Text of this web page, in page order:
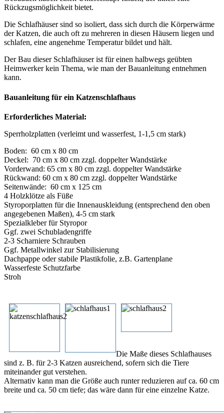
Rückzugsmöglichkeit bietet.
Die Schlafhäuser sind so isoliert, dass sich durch die Körperwärme
der Katzen, die auch oft zu mehreren in diesen Häusern liegen und
schlafen, eine angenehme Temperatur bildet und hält.
Der Bau dieser Schlafhäuser ist für einen halbwegs geübten
Heimwerker kein Thema, wie man der Bauanleitung entnehmen
kann.
Bauanleitung für ein Katzenschlafhaus
Erforderliches Material:
Sperrholzplatten (verleimt und wasserfest, 1-1,5 cm stark)
Boden: 60 cm x 80 cm
Deckel: 70 cm x 80 cm zzgl. doppelter Wandstärke
Vorderwand: 65 cm x 80 cm zzgl. doppelter Wandstärke
Rückwand: 60 cm x 80 cm zzgl. doppelter Wandstärke
Seitenwände: 60 cm x 125 cm
4 Holzklötze als Füße
Styroporplatten für die Innenauskleidung (entsprechend den oben
angegebenen Maßen), 4-5 cm stark
Spezialkleber für Styropor
Ggf. zwei Schubladengriffe
2-3 Scharniere Schrauben
Ggf. Metallwinkel zur Stabilisierung
Dachpappe oder stabile Plastikfolie, z.B. Gartenplane
Wasserfeste Schutzfarbe
Stroh
Die Maße dieses Schlafhauses
sind z. B. für 2-3 Katzen ausreichend, sofern sich die Tiere
miteinander gut verstehen.
Alternativ kann man die Größe auch runter reduzieren auf ca. 60 cm
breite und ca. 50 cm tiefe; das wäre dann für eine einzelne Katze.